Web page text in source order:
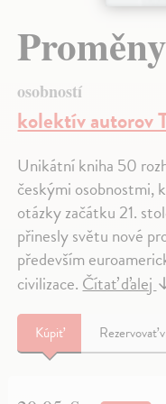
osobností
kolektív autorov
Unikátní kniha 50
českými osobnostmi,
otázky začátku 21.
přinesly světu nové
především
civilizace. Čítať ďalej
Kúpiť Rezervovať